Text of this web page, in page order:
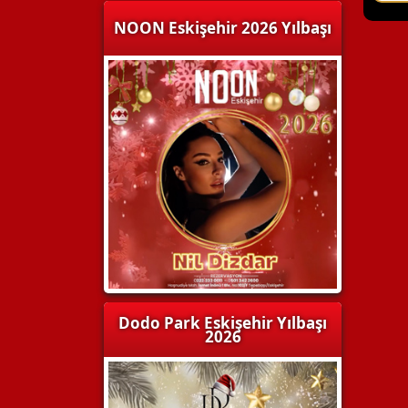
NOON Eskişehir 2026 Yılbaşı
Dodo Park Eskişehir Yılbaşı
2026